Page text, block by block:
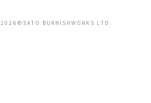
2026©SATO BURNISHWORKS LTD.